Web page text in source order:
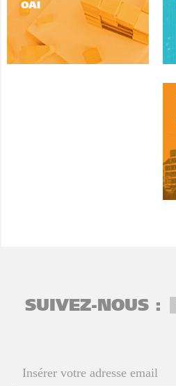
OAI
SUIVEZ-NOUS :